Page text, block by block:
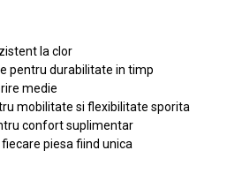
la clor
pentru durabilitate in timp
medie
mobilitate si flexibilitate sporita
confort suplimentar
piesa fiind unica